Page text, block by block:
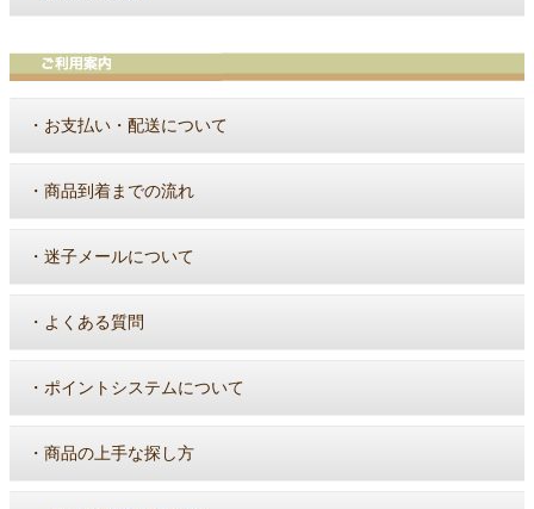
・ お支払い・配送について
・ 商品到着までの流れ
・ 迷子メールについて
・ よくある質問
・ ポイントシステムについて
・ 商品の上手な探し方